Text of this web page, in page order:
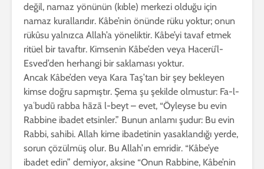
değil, namaz yönünün (kıble) merkezi olduğu için
namaz kurallarıdır. Kâbe’nin önünde rüku yoktur; onun
rükûsu yalnızca Allah’a yöneliktir. Kâbe’yi tavaf etmek
ritüel bir tavaftır. Kimsenin Kâbe’den veya Hacerü’l-
Esved’den herhangi bir saklaması yoktur.
Ancak Kâbe’den veya Kara Taş’tan bir şey bekleyen
kimse doğru sapmıştır. Şema şu şekilde olmustur: Fa-l-
yaʿbudū rabba hāzā l-beyt – evet, “Öyleyse bu evin
Rabbine ibadet etsinler.” Bunun anlamı şudur: Bu evin
Rabbi, sahibi. Allah kime ibadetinin yasaklandığı yerde,
sorun çözülmüş olur. Bu Allah’ın emridir. “Kâbe’ye
ibadet edin” demiyor, aksine “Onun Rabbine, Kâbe’nin